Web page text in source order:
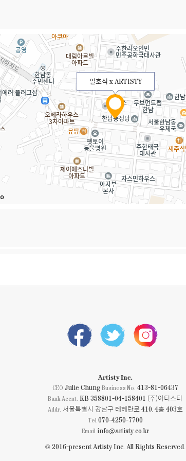
일호식 x ARTISTY
Artisty Inc.
CEO Julie Chung Business No. 413-81-06437
Bank Accnt. KB 358801-04-158401 (주)아티스티
Addr. 서울특별시 강남구 테헤란로 410, 4층 403호
Tel070-4250-7700
Emailinfo@artisty.co.kr
© 2016-present Artisty Inc. All Rights Reserved.